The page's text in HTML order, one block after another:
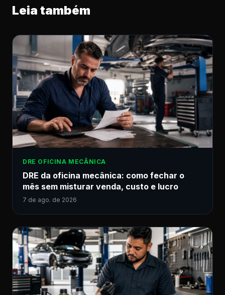
Leia também
DRE OFICINA MECÂNICA
DRE da oficina mecânica: como fechar o
mês sem misturar venda, custo e lucro
7 de ago. de 2026